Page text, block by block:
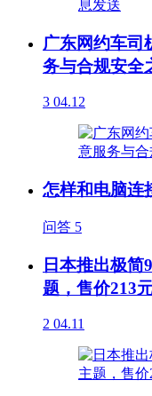
广东网约车司
务与合规安全
3 04.12
怎样和电脑连
问答 5
日本推出极
题，售价213
2 04.11